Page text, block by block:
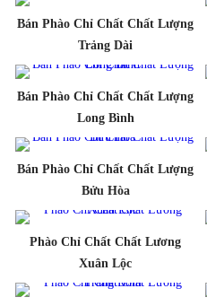
Bán Phào Chỉ Chất Chất Lượng
Trảng Dài
Bán Phào Chỉ Chất Chất Lượng
Long Bình
Bán Phào Chỉ Chất Chất Lượng
Bửu Hòa
Phào Chỉ Chất Chất Lương
Xuân Lộc